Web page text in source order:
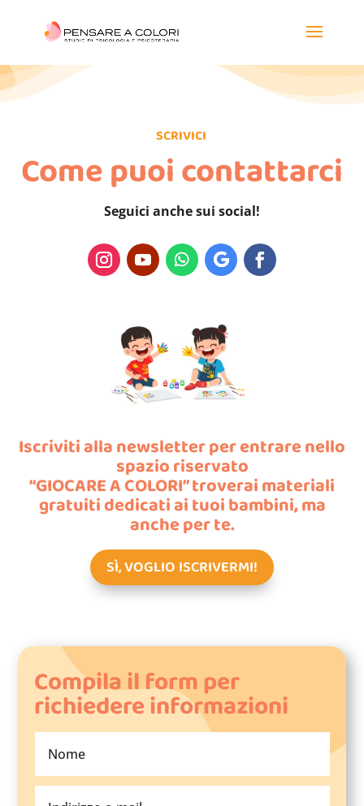
SCRIVICI
Come puoi contattarci
Seguici anche sui social!
Iscriviti alla newsletter per entrare nello
spazio riservato
“GIOCARE A COLORI” troverai materiali
gratuiti dedicati ai tuoi bambini, ma
anche per te.
SÌ, VOGLIO ISCRIVERMI!
Compila il form per
richiedere informazioni